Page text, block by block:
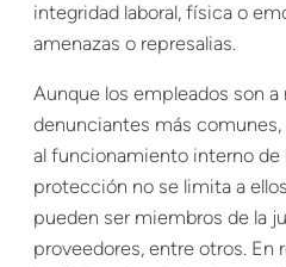
integridad laboral, física o
amenazas o represalias.
Aunque los empleados son a
denunciantes más
al funcionamiento interno de
protección no se limita a
pueden ser miembros de la
proveedores, entre otros. En